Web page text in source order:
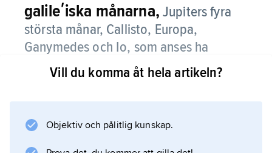
galileʹiska månarna, Jupiters fyra
största månar, Callisto, Europa,
Ganymedes och Io, som anses ha
upptäckts 1610 av Galilei som ett av de
första resultaten av kikarens
Upptäckten var ett dråpslag för den
Vill du komma åt hela artikeln?
Objektiv och pålitlig kunskap.